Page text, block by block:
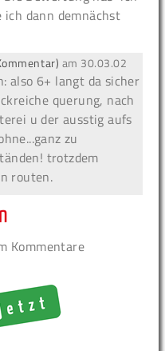
ich dann demnächst
am 30.03.02
also 6+ langt da sicher
querung, nach
u der ausstig aufs
zu
trotzdem
routen.
Kommentare